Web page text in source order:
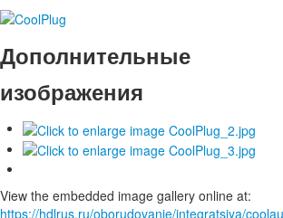
Дополнительные
изображения
View the embedded image gallery online at:
https://hdlrus.ru/oborudovanie/integratsiya/